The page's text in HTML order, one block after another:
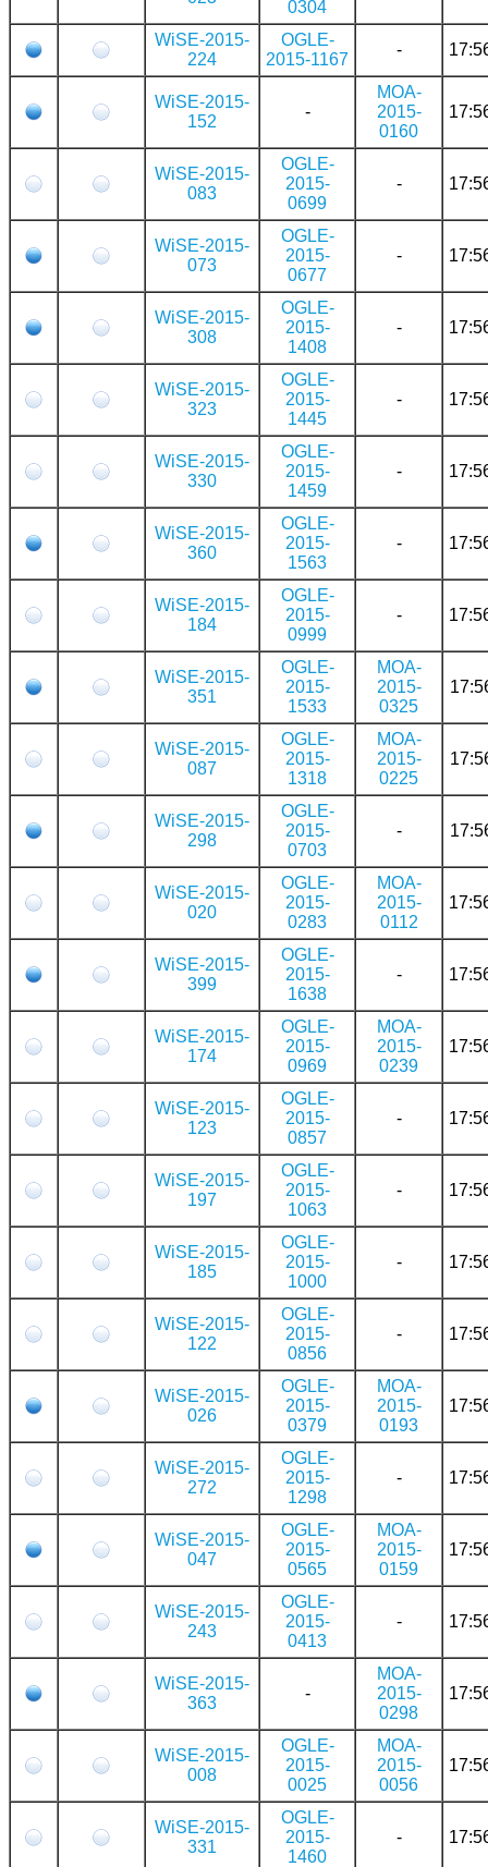
0304
WiSE-2015-
224
OGLE-
2015-1167
-
WiSE-2015-
152
-
MOA-
2015-
0160
WiSE-2015-
083
OGLE-
2015-
0699
-
WiSE-2015-
073
OGLE-
2015-
0677
-
WiSE-2015-
308
OGLE-
2015-
1408
-
WiSE-2015-
323
OGLE-
2015-
1445
-
WiSE-2015-
330
OGLE-
2015-
1459
-
WiSE-2015-
360
OGLE-
2015-
1563
-
WiSE-2015-
184
OGLE-
2015-
0999
-
WiSE-2015-
351
OGLE-
2015-
1533
MOA-
2015-
0325
WiSE-2015-
087
OGLE-
2015-
1318
MOA-
2015-
0225
WiSE-2015-
298
OGLE-
2015-
0703
-
WiSE-2015-
020
OGLE-
2015-
0283
MOA-
2015-
0112
WiSE-2015-
399
OGLE-
2015-
1638
-
WiSE-2015-
174
OGLE-
2015-
0969
MOA-
2015-
0239
WiSE-2015-
123
OGLE-
2015-
0857
-
WiSE-2015-
197
OGLE-
2015-
1063
-
WiSE-2015-
185
OGLE-
2015-
1000
-
WiSE-2015-
122
OGLE-
2015-
0856
-
WiSE-2015-
026
OGLE-
2015-
0379
MOA-
2015-
0193
WiSE-2015-
272
OGLE-
2015-
1298
-
WiSE-2015-
047
OGLE-
2015-
0565
MOA-
2015-
0159
WiSE-2015-
243
OGLE-
2015-
0413
-
WiSE-2015-
363
-
MOA-
2015-
0298
WiSE-2015-
008
OGLE-
2015-
0025
MOA-
2015-
0056
WiSE-2015-
331
OGLE-
2015-
1460
-